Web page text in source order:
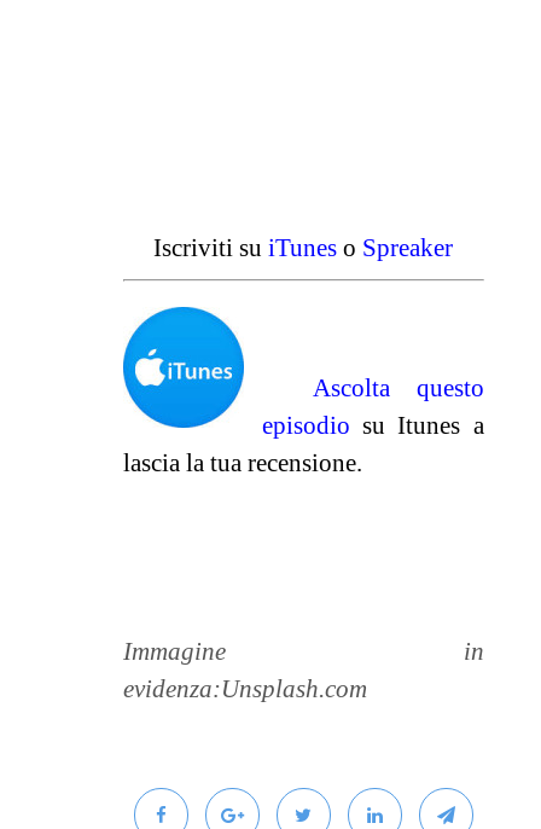
Iscriviti su iTunes o Spreaker
Ascolta questo
episodio su Itunes a
lascia la tua recensione.
Immagine in
evidenza:Unsplash.com